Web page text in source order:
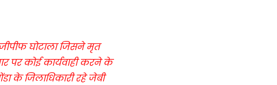
घोटाला जिसने मृत
पर कोई कार्यवाही करने के
के जिलाधिकारी रहे जेबी